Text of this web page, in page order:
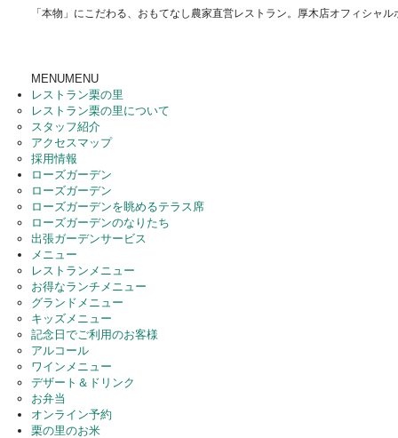
「本物」にこだわる、おもてなし農家直営レストラン。厚木店オフィシャル
MENUMENU
レストラン栗の里
レストラン栗の里について
スタッフ紹介
アクセスマップ
採用情報
ローズガーデン
ローズガーデン
ローズガーデンを眺めるテラス席
ローズガーデンのなりたち
出張ガーデンサービス
メニュー
レストランメニュー
お得なランチメニュー
グランドメニュー
キッズメニュー
記念日でご利用のお客様
アルコール
ワインメニュー
デザート＆ドリンク
お弁当
オンライン予約
栗の里のお米